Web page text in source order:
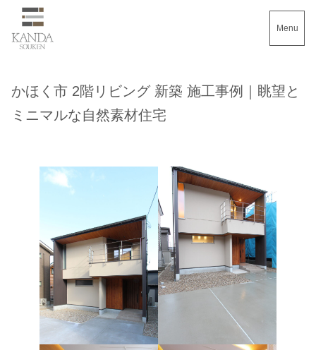
Menu
かほく市 2階リビング 新築 施工事例｜眺望と
ミニマルな自然素材住宅